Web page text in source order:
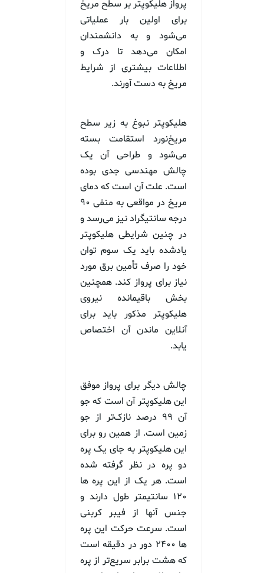
پرواز هلیکوپتر بر سطح مریخ
برای اولین بار عملیاتی
می‌شود و به دانشمندان
امکان می‌دهد تا درک و
اطلاعات بیشتری از شرایط
مریخ به دست آورند.
هلیکوپتر نبوغ به زیر سطح
مریخ‌نورد استقامت بسته
می‌شود و طراحی آن یک
چالش مهندسی جدی بوده
است. علت آن است که دمای
مریخ در مواقعی به منفی ۹۰
درجه سانتیگراد نیز می‌رسد و
در چنین شرایطی هلیکوپتر
یادشده باید یک سوم توان
خود را صرف تأمین برق مورد
نیاز برای پرواز کند. همچنین
بخش باقیمانده نیروی
هلیکوپتر مذکور باید برای
آنلاین ماندن آن اختصاص
یابد.
چالش دیگر برای پرواز موفق
این هلیکوپتر آن است که جو
آن ۹۹ درصد نازک‌تر از جو
زمین است. از همین رو برای
این هلیکوپتر به جای یک پره
دو پره در نظر گرفته شده
است. هر یک از این پره ها
۱۲۰ سانتیمتر طول دارند و
جنس آنها از فیبر کربنی
است. سرعت حرکت این پره
ها ۲۴۰۰ دور در دقیقه است
که هشت برابر سریع‌تر از پره